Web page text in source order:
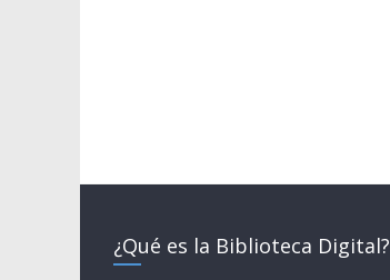
¿Qué es la Biblioteca Digital?